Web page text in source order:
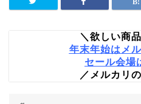
＼欲しい商
年末年始はメ
セール会場
／メルカリ